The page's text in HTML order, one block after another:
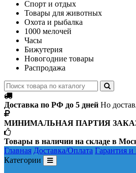
Спорт и отдых
Товары для животных
Охота и рыбалка
1000 мелочей
Часы
Бижутерия
Новогодние товары
Распродажа
Доставка по РФ до 5 дней Но
МИНИМАЛЬНАЯ ПАРТИЯ
Товары в наличии на складе в
Главная Доставка/Оплата Гарантия
Категории